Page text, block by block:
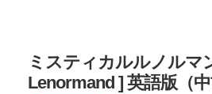
ミスティカルルノルマ
Lenormand ] 英語版（中